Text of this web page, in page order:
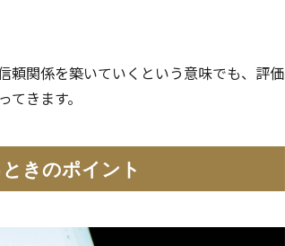
頼関係を築いていくという意味でも、評価
きます。
きのポイント